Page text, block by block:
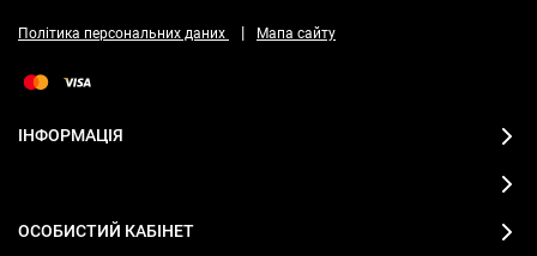
Політика персональних даних | Мапа сайту
ІНФОРМАЦІЯ
ОСОБИСТИЙ КАБІНЕТ